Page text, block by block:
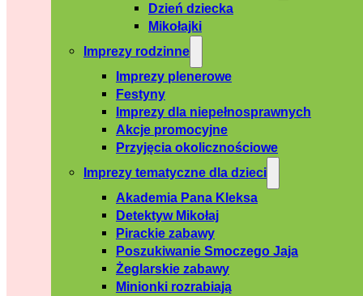
Dzień dziecka
Mikołajki
Imprezy rodzinne
Imprezy plenerowe
Festyny
Imprezy dla niepełnosprawnych
Akcje promocyjne
Przyjęcia okolicznościowe
Imprezy tematyczne dla dzieci
Akademia Pana Kleksa
Detektyw Mikołaj
Pirackie zabawy
Poszukiwanie Smoczego Jaja
Żeglarskie zabawy
Minionki rozrabiają